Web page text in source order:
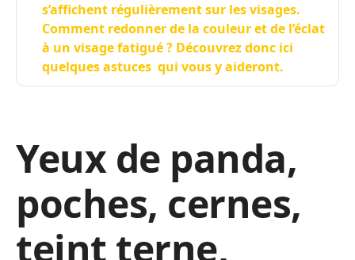
s’affichent régulièrement sur les visages.
Comment redonner de la couleur et de l’éclat
à un visage fatigué ? Découvrez donc ici
quelques astuces qui vous y aideront.
Yeux de panda,
poches, cernes,
teint terne,